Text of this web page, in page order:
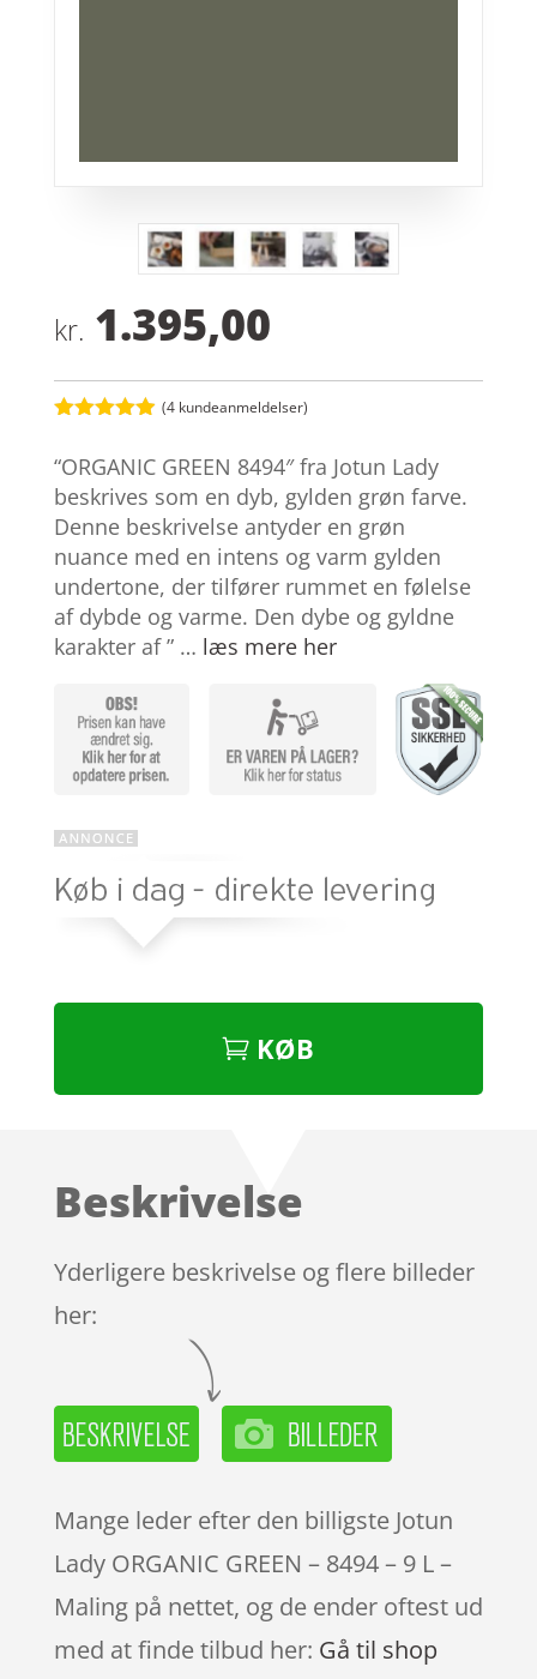
kr. 1.395,00
ud af 5
baseret på
kundebedøm
melser
(4 kundeanmeldelser)
“ORGANIC GREEN 8494″ fra Jotun Lady
beskrives som en dyb, gylden grøn farve.
Denne beskrivelse antyder en grøn
nuance med en intens og varm gylden
undertone, der tilfører rummet en følelse
af dybde og varme. Den dybe og gyldne
karakter af ” … læs mere her
KØB
Beskrivelse
Yderligere beskrivelse og flere billeder
her:
Mange leder efter den billigste Jotun
Lady ORGANIC GREEN – 8494 – 9 L –
Maling på nettet, og de ender oftest ud
med at finde tilbud her: Gå til shop